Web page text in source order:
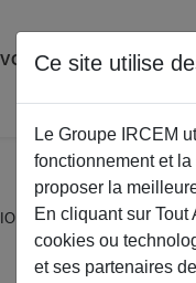
Ce site utilise
Le Groupe IRCEM
fonctionnement et
proposer la
En cliquant sur
cookies ou
et ses partenaires